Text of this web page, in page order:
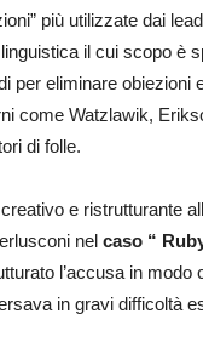
più utilizzate dai
il cui scopo è
per eliminare
come Watzlawik,
di folle.
e ristrutturante
nel caso “
l’accusa in
in gravi difficoltà